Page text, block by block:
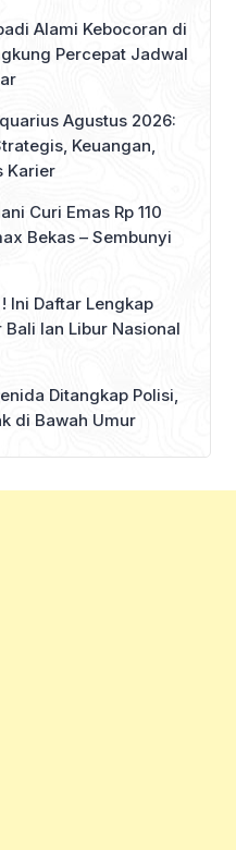
Alami Kebocoran di
Percepat Jadwal
Agustus 2026:
Keuangan,
Karier
Curi Emas Rp 110
Bekas – Sembunyi
Ini Daftar Lengkap
Bali lan Libur Nasional
Ditangkap Polisi,
di Bawah Umur